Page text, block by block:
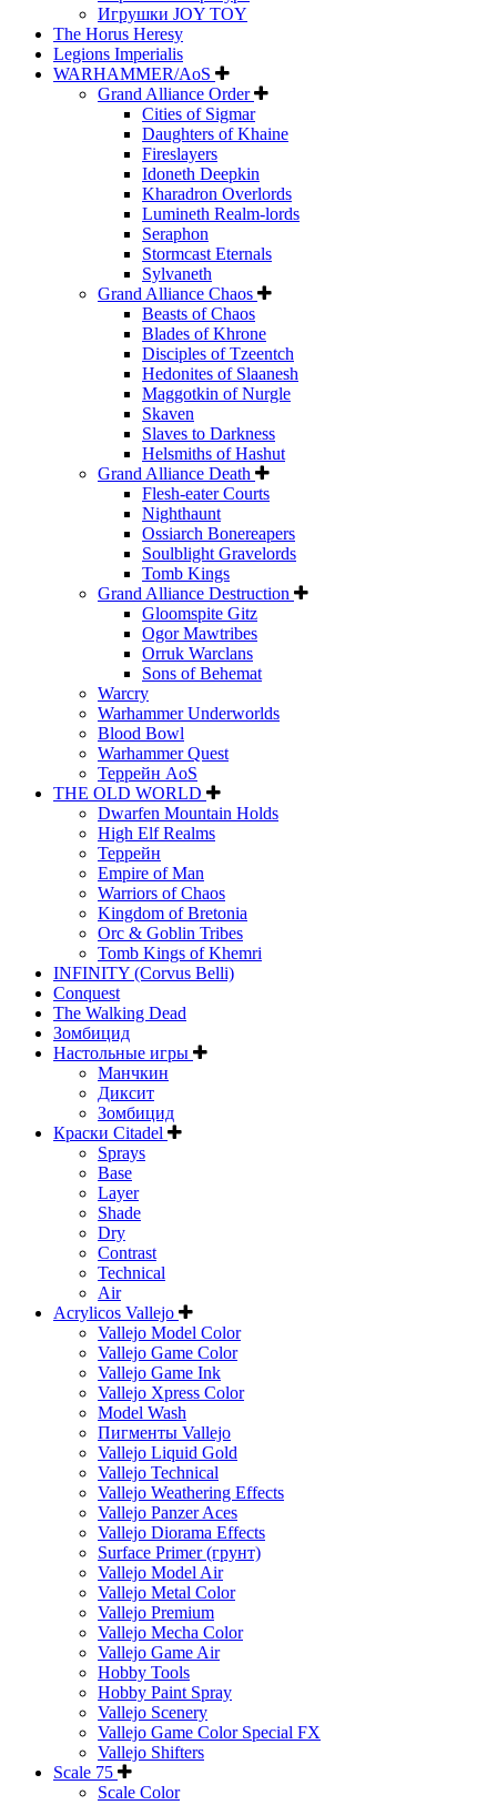
Игрушки JOY TOY
The Horus Heresy
Legions Imperialis
WARHAMMER/AoS
Grand Alliance Order
Cities of Sigmar
Daughters of Khaine
Fireslayers
Idoneth Deepkin
Kharadron Overlords
Lumineth Realm-lords
Seraphon
Stormcast Eternals
Sylvaneth
Grand Alliance Chaos
Beasts of Chaos
Blades of Khrone
Disciples of Tzeentch
Hedonites of Slaanesh
Maggotkin of Nurgle
Skaven
Slaves to Darkness
Helsmiths of Hashut
Grand Alliance Death
Flesh-eater Courts
Nighthaunt
Ossiarch Bonereapers
Soulblight Gravelords
Tomb Kings
Grand Alliance Destruction
Gloomspite Gitz
Ogor Mawtribes
Orruk Warclans
Sons of Behemat
Warcry
Warhammer Underworlds
Blood Bowl
Warhammer Quest
Террейн AoS
THE OLD WORLD
Dwarfen Mountain Holds
High Elf Realms
Террейн
Empire of Man
Warriors of Chaos
Kingdom of Bretonia
Orc & Goblin Tribes
Tomb Kings of Khemri
INFINITY (Corvus Belli)
Conquest
The Walking Dead
Зомбицид
Настольные игры
Манчкин
Диксит
Зомбицид
Краски Citadel
Sprays
Base
Layer
Shade
Dry
Contrast
Technical
Air
Acrylicos Vallejo
Vallejo Model Color
Vallejo Game Color
Vallejo Game Ink
Vallejo Xpress Color
Model Wash
Пигменты Vallejo
Vallejo Liquid Gold
Vallejo Technical
Vallejo Weathering Effects
Vallejo Panzer Aces
Vallejo Diorama Effects
Surface Primer (грунт)
Vallejo Model Air
Vallejo Metal Color
Vallejo Premium
Vallejo Mecha Color
Vallejo Game Air
Hobby Tools
Hobby Paint Spray
Vallejo Scenery
Vallejo Game Color Special FX
Vallejo Shifters
Scale 75
Scale Color